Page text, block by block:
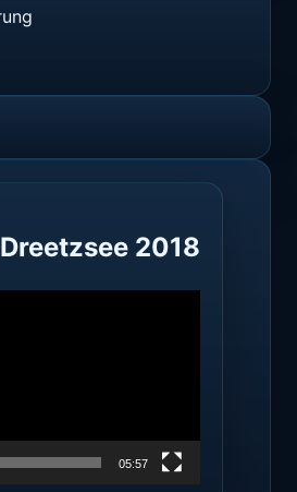
2018
05:57